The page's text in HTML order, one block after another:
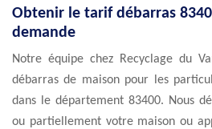
Obtenir le tarif débarras
demande
Notre équipe chez Recyclage du
débarras de maison pour les
dans le département 83400. Nous
ou partiellement votre maison ou